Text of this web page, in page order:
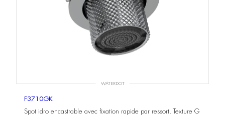
WATERDOT
F3710GK
Spot idro encastrable avec fixation rapide par ressort, Texture G